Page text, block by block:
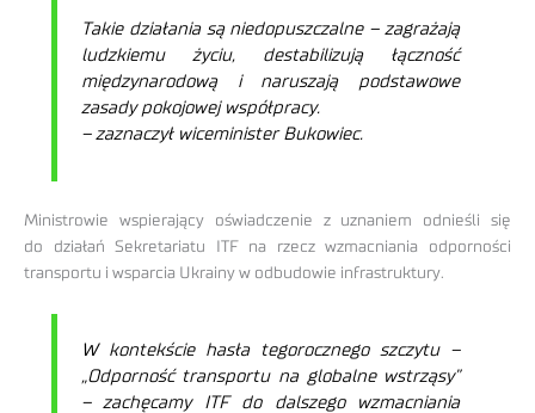
Takie działania są niedopuszczalne – zagrażają
ludzkiemu życiu, destabilizują łączność
międzynarodową i naruszają podstawowe
zasady pokojowej współpracy.
– zaznaczył wiceminister Bukowiec.
Ministrowie wspierający oświadczenie z uznaniem odnieśli się
do działań Sekretariatu ITF na rzecz wzmacniania odporności
transportu i wsparcia Ukrainy w odbudowie infrastruktury.
W kontekście hasła tegorocznego szczytu –
„Odporność transportu na globalne wstrząsy”
– zachęcamy ITF do dalszego wzmacniania